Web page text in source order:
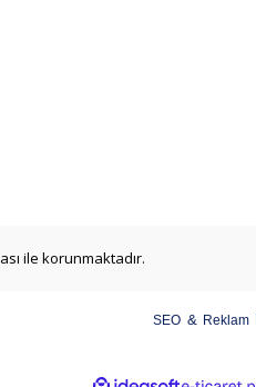
ile korunmaktadır.
SEO & Reklam